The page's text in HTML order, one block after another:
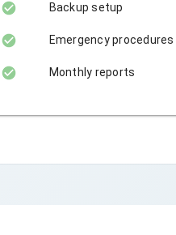
Backup setup
Emergency
Monthly reports